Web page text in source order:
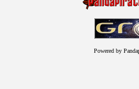
Powered by